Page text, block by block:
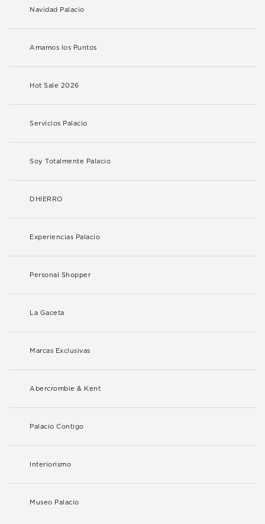
Navidad Palacio
Amamos los Puntos
Hot Sale 2026
Servicios Palacio
Soy Totalmente Palacio
DHIERRO
Experiencias Palacio
Personal Shopper
La Gaceta
Marcas Exclusivas
Abercrombie & Kent
Palacio Contigo
Interiorismo
Museo Palacio